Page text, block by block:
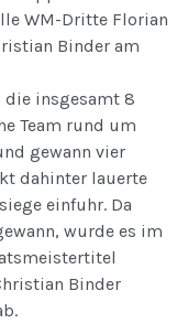
WM-Dritte Florian
Binder am
die insgesamt 8
Team rund um
gewann vier
dahinter lauerte
einfuhr. Da
wurde es im
Binder